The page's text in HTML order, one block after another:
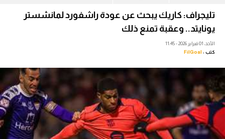
ميركاتو
فانتازي في الجول
مسابقة التوقعات
فيديوهات
عدسات
آراء حرة
تليجراف: كاريك يبحث عن عودة راشفورد لمانشستر
يونايتد.. وعقبة تمنع ذلك
الأحد، 01 فبراير 2026 - 11:45
كتب : FilGoal